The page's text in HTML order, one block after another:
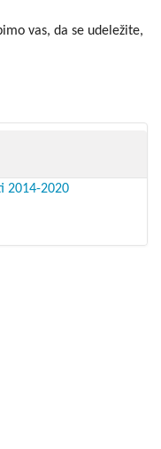
vas, da se udeležite,
2014-2020